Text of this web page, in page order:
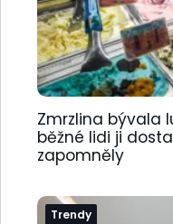
Zmrzlina bývala
běžné lidi ji
zapomněly
Trendy